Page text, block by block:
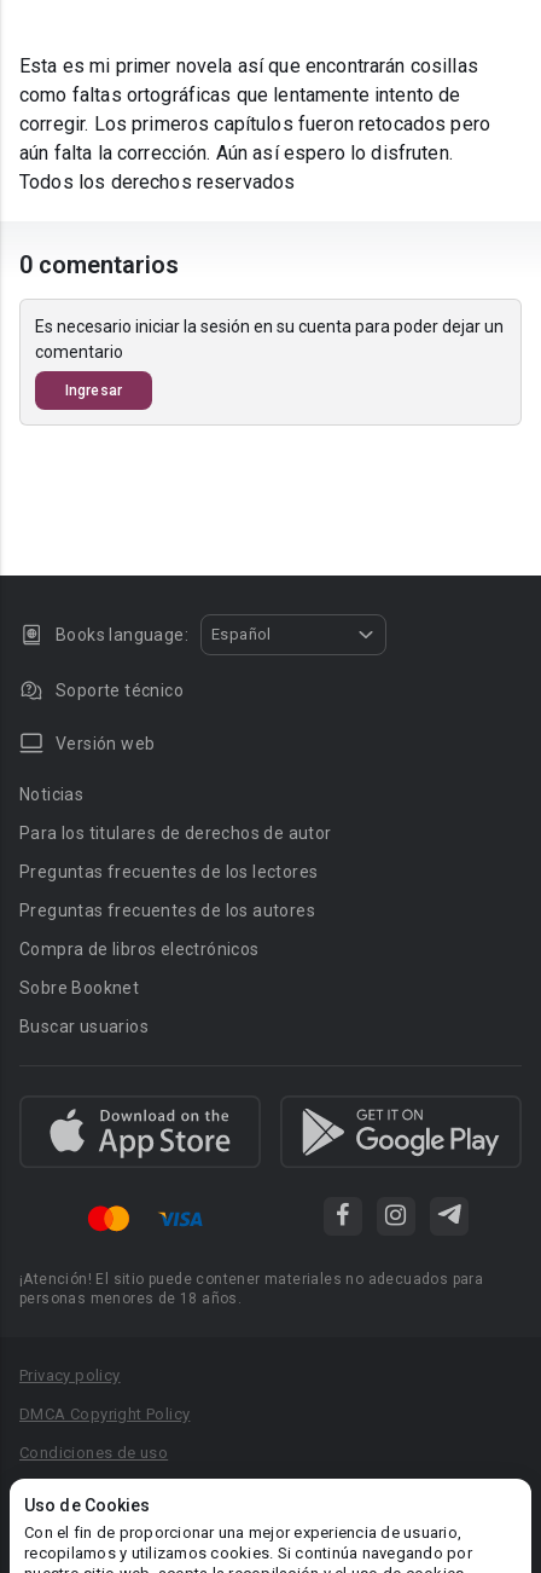
Esta es mi primer novela así que encontrarán cosillas
como faltas ortográficas que lentamente intento de
corregir. Los primeros capítulos fueron retocados pero
aún falta la corrección. Aún así espero lo disfruten.
Todos los derechos reservados
0 comentarios
Es necesario iniciar la sesión en su cuenta para poder dejar un
comentario
Ingresar
Uso de Cookies
Con el fin de proporcionar una mejor experiencia de usuario,
recopilamos y utilizamos cookies. Si continúa navegando por
Books language: Español
Soporte técnico
Versión web
Noticias
Para los titulares de derechos de autor
Preguntas frecuentes de los lectores
Preguntas frecuentes de los autores
Compra de libros electrónicos
Sobre Booknet
Buscar usuarios
¡Atención! El sitio puede contener materiales no adecuados para
personas menores de 18 años.
Privacy policy
DMCA Copyright Policy
Condiciones de uso
Reglas para la publicación de libros
Área RR.PP.: pr@booknet.com